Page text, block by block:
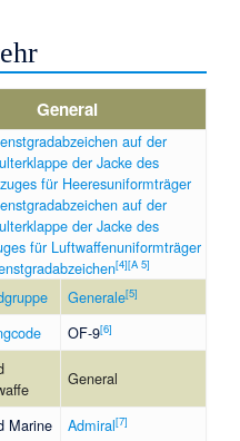
General
[4][A 5]
Generale[5]
OF-9[6]
General
Marine Admiral[7]